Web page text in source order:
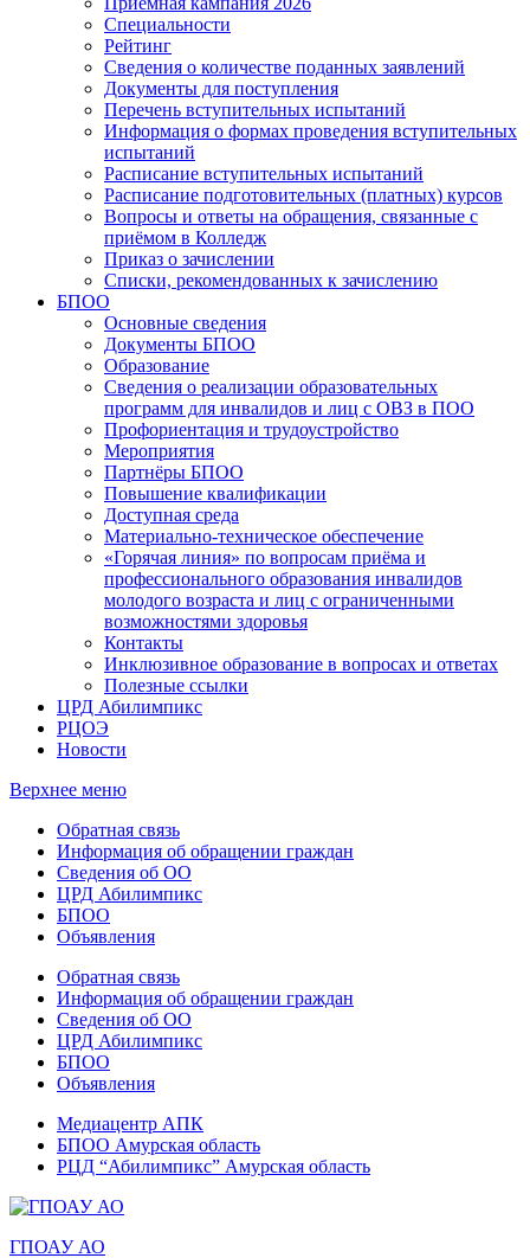
Специальности
Рейтинг
Сведения о количестве поданных заявлений
Документы для поступления
Перечень вступительных испытаний
Информация о формах проведения вступительных
испытаний
Расписание вступительных испытаний
Расписание подготовительных (платных) курсов
Вопросы и ответы на обращения, связанные с
приёмом в Колледж
Приказ о зачислении
Списки, рекомендованных к зачислению
БПОО
Основные сведения
Документы БПОО
Образование
Сведения о реализации образовательных
программ для инвалидов и лиц с ОВЗ в ПОО
Профориентация и трудоустройство
Мероприятия
Партнёры БПОО
Повышение квалификации
Доступная среда
Материально-техническое обеспечение
«Горячая линия» по вопросам приёма и
профессионального образования инвалидов
молодого возраста и лиц с ограниченными
возможностями здоровья
Контакты
Инклюзивное образование в вопросах и ответах
Полезные ссылки
ЦРД Абилимпикс
РЦОЭ
Новости
Верхнее меню
Обратная связь
Информация об обращении граждан
Сведения об ОО
ЦРД Абилимпикс
БПОО
Объявления
Обратная связь
Информация об обращении граждан
Сведения об ОО
ЦРД Абилимпикс
БПОО
Объявления
Медиацентр АПК
БПОО Амурская область
РЦД “Абилимпикс” Амурская область
ГПОАУ АО